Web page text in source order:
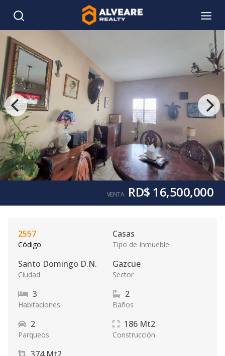
VENTA RD$ 16,500,000
2557
Código
Casas
Tipo de Inmueble
Santo Domingo D.N.
Ciudad
Gazcue
Sector
3
Habitaciones
2
Baños
2
Parqueos
186 Mt2
Construcción